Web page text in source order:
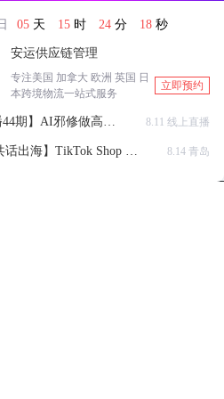
05 天 15 时 24 分 18 秒
安运供应链管理
专注美国 加拿大 欧洲 英国 日
本跨境物流一站式服务
立即预约
44期】AI邪修做高点
8.11 线上直播
话出海】TikTok Shop 全
8.14 青岛